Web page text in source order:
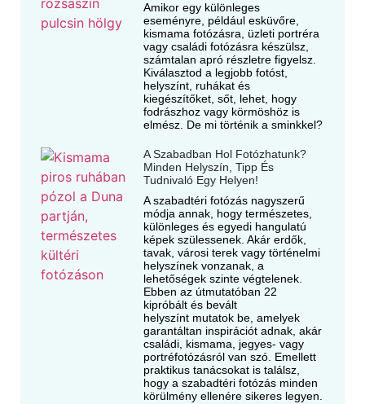
Amikor egy különleges
eseményre, például esküvőre,
kismama fotózásra, üzleti portréra
vagy családi fotózásra készülsz,
számtalan apró részletre figyelsz.
Kiválasztod a legjobb fotóst,
helyszínt, ruhákat és
kiegészítőket, sőt, lehet, hogy
fodrászhoz vagy körmöshöz is
elmész. De mi történik a sminkkel?
A Szabadban Hol Fotózhatunk?
Minden Helyszín, Tipp És
Tudnivaló Egy Helyen!
A szabadtéri fotózás nagyszerű
módja annak, hogy természetes,
különleges és egyedi hangulatú
képek szülessenek. Akár erdők,
tavak, városi terek vagy történelmi
helyszínek vonzanak, a
lehetőségek szinte végtelenek.
Ebben az útmutatóban 22
kipróbált és bevált
helyszínt mutatok be, amelyek
garantáltan inspirációt adnak, akár
családi, kismama, jegyes- vagy
portréfotózásról van szó. Emellett
praktikus tanácsokat is találsz,
hogy a szabadtéri fotózás minden
körülmény ellenére sikeres legyen.